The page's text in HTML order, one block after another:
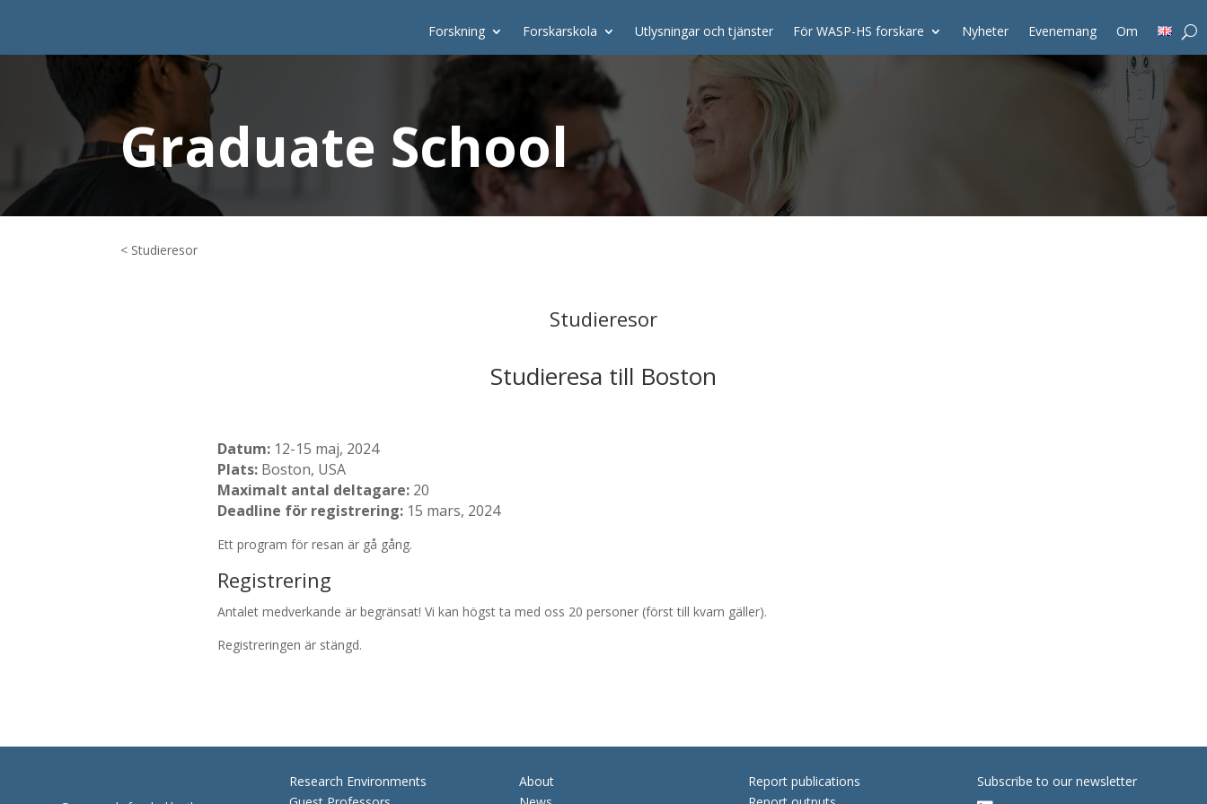
Forskning Forskarskola Utlysningar och tjänster För WASP-HS forskare Nyheter Evenemang Om
Graduate School
< Studieresor
Studieresor
Studieresa till Boston
Datum: 12-15 maj, 2024
Plats:Boston, USA
Maximalt antal deltagare: 20
Deadline för registrering: 15 mars, 2024
Ett program för resan är gå gång.
Registrering
Antalet medverkande är begränsat! Vi kan högst ta med oss 20 personer (först till kvarn gäller).
Registreringen är stängd.
Research Environments
About
Report publications
Subscribe to our newsletter